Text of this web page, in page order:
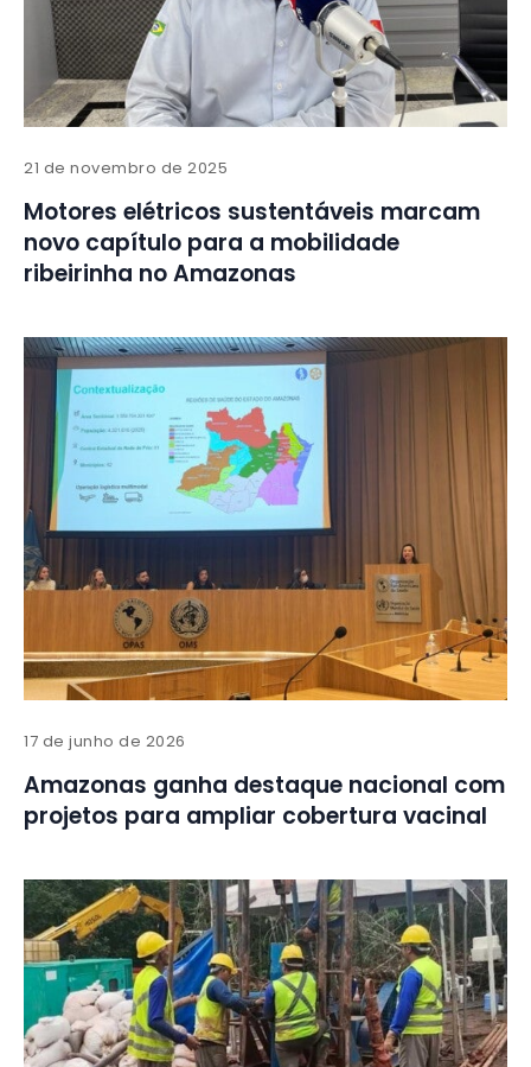
21 de novembro de 2025
Motores elétricos sustentáveis marcam
novo capítulo para a mobilidade
ribeirinha no Amazonas
17 de junho de 2026
Amazonas ganha destaque nacional com
projetos para ampliar cobertura vacinal